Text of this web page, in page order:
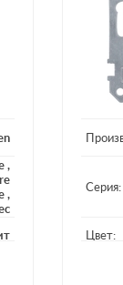
,
,
Серия:
Цвет: